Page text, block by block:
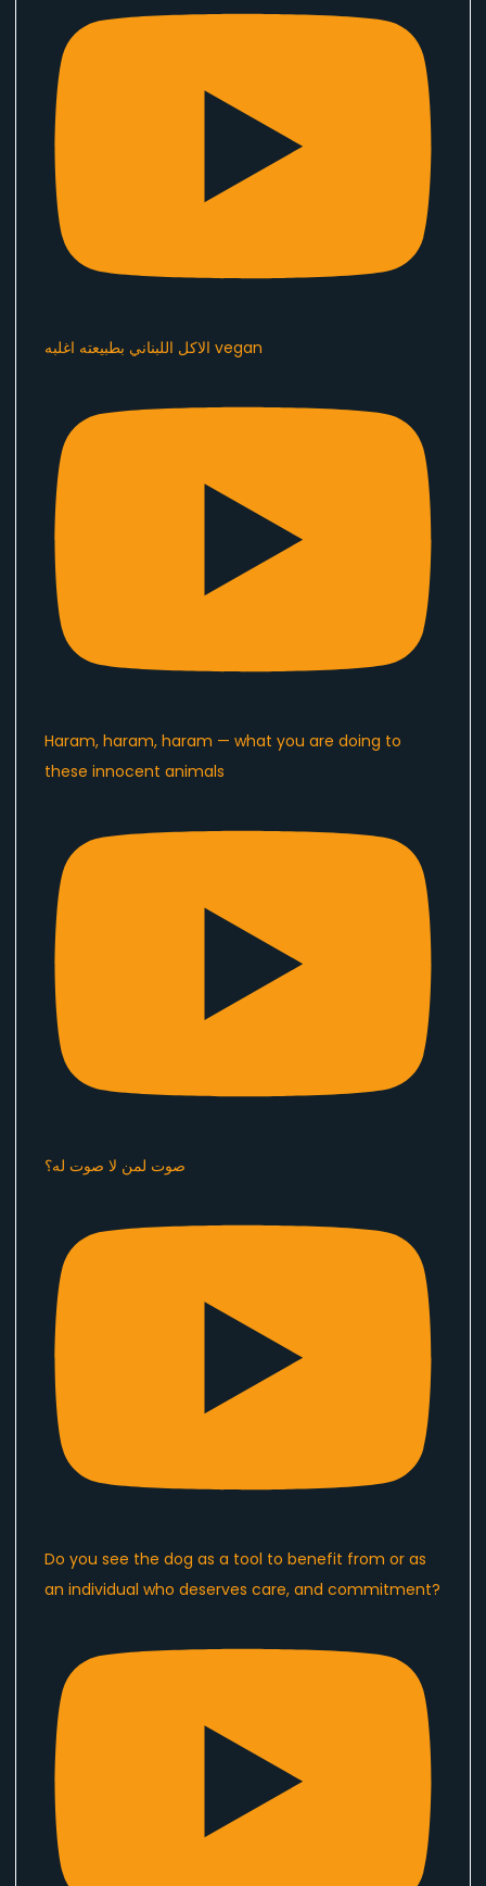
الاكل اللبناني بطبيعته اغلبه vegan
Haram, haram, haram — what you are doing to
these innocent animals
صوت لمن لا صوت له؟
Do you see the dog as a tool to benefit from or as
an individual who deserves care, and commitment?